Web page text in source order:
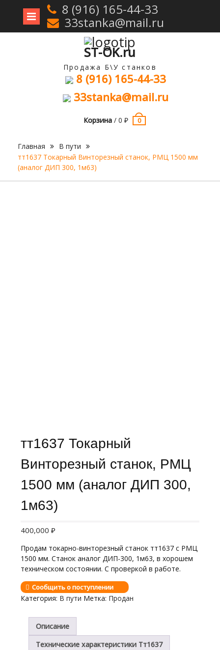
Перейти
8 (916) 165-44-33
33stanka@mail.ru
ST-OK.ru
Продажа Б\У станков
8 (916) 165-44-33
33stanka@mail.ru
Корзина/ 0 ₽ 0
Главная
В пути
тт1637 Токарный Винторезный станок, РМЦ 1500 мм
(аналог ДИП 300, 1м63)
тт1637 Токарный
Винторезный станок, РМЦ
1500 мм (аналог ДИП 300,
1м63)
400,000 ₽
Продам токарно-винторезный станок тт1637 с РМЦ
1500 мм. Станок аналог ДИП-300, 1м63, в хорошем
техническом состоянии. С проверкой в работе.
Сообщить о поступлении
Категория: В пути Метка: Продан
Описание
Технические характеристики Тт1637